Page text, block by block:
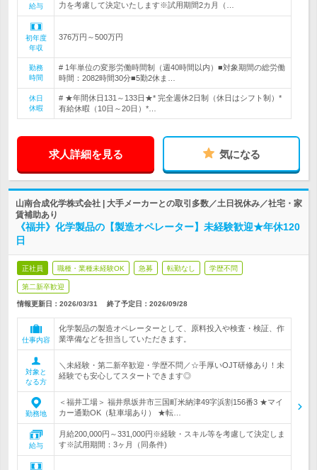
給与
力を考慮して決定いたします※試用期間2カ月（…
初年度
年収
376万円～500万円
勤務
時間
# 1年単位の変形労働時間制（週40時間以内）■対象期間の総労働
時間：2082時間30分■5勤2休ま…
休日
休暇
# ★年間休日131～133日★* 完全週休2日制（休日はシフト制）*
有給休暇（10日～20日）*…
求人詳細を見る 気になる
山南合成化学株式会社 | 大手メーカーとの取引多数／土日祝休み／社宅・家
賃補助あり
《福井》化学製品の【製造オペレーター】未経験歓迎★年休120
日
正社員 職種・業種未経験OK 急募 転勤なし 学歴不問
第二新卒歓迎
情報更新日：2026/03/31 終了予定日： 2026/09/28
仕事内容
化学製品の製造オペレーターとして、原料投入や検査・検証、作
業準備などを担当していただきます。
対象と
なる方
＼未経験・第二新卒歓迎・学歴不問／☆手厚いOJT研修あり！未
経験でも安心してスタートできます◎
勤務地
＜福井工場＞ 福井県坂井市三国町米納津49字浜割156番3 ★マイ
カー通勤OK（駐車場あり） ★転…
給与
月給200,000円～331,000円※経験・スキル等を考慮して決定しま
す※試用期間：3ヶ月（同条件)